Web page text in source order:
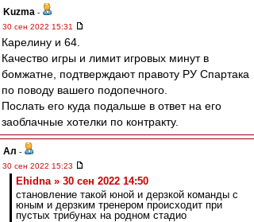
Kuzma -
30 сен 2022 15:31
Карелину и 64.
Качество игры и лимит игровых минут в
бомжатне, подтверждают правоту РУ Спартака
по поводу вашего подопечного.
Послать его куда подальше в ответ на его
заоблачные хотелки по контракту.
Ал -
30 сен 2022 15:23
Ehidna » 30 сен 2022 14:50
становление такой юной и дерзкой команды с
юным и дерзким тренером происходит при
пустых трибунах на родном стадио